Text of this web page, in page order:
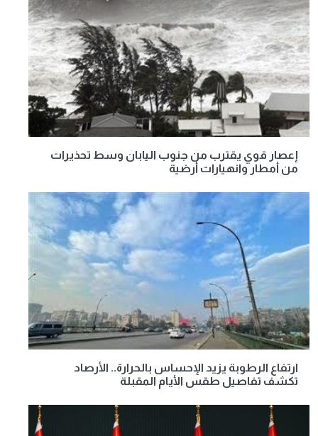
إعصار قوي يقترب من جنوب اليابان وسط تحذيرات
من أمطار وانهيارات أرضية
ارتفاع الرطوبة يزيد الإحساس بالحرارة.. الأرصاد
تكشف تفاصيل طقس الأيام المقبلة